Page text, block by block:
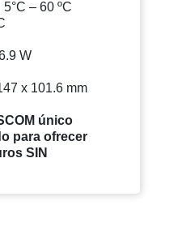
– 60 ºC
W
x 101.6 mm
único
para ofrecer
SIN